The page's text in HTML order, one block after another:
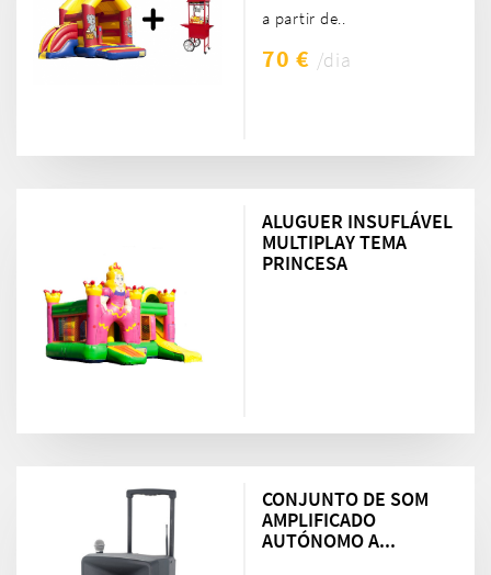
a partir de..
70 € /dia
ALUGUER INSUFLÁVEL
MULTIPLAY TEMA
PRINCESA
CONJUNTO DE SOM
AMPLIFICADO
AUTÓNOMO A...